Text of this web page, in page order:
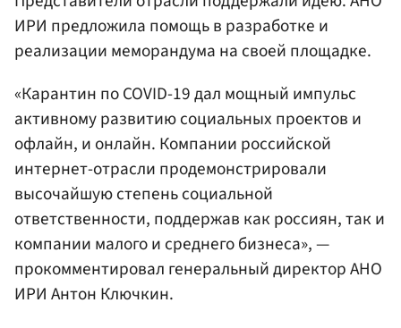
ИРИ предложила помощь в разработке и
реализации меморандума на своей площадке.
«Карантин по COVID-19 дал мощный импульс
активному развитию социальных проектов и
офлайн, и онлайн. Компании российской
интернет-отрасли продемонстрировали
высочайшую степень социальной
ответственности, поддержав как россиян, так и
компании малого и среднего бизнеса», —
прокомментировал генеральный директор АНО
ИРИ Антон Ключкин.